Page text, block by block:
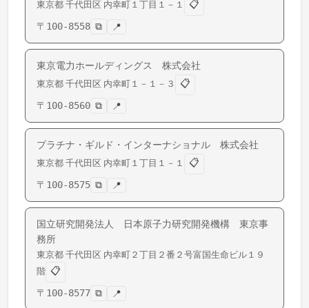
東京都 千代田区 内幸町 １丁目１－１
📋
〒 100-8558 ⧉ 📍
東京電力ホールディングス 株式会社
東京都 千代田区 内幸町 １－１－３
📋
〒 100-8560 ⧉ 📍
プラチナ・ギルド・インターナショナル 株式会社
東京都 千代田区 内幸町 １丁目１－１
📋
〒 100-8575 ⧉ 📍
国立研究開発法人 日本原子力研究開発機構 東京事
務所
東京都 千代田区 内幸町 ２丁目２番２号富国生命ビル１９
階 📋
〒 100-8577 ⧉ 📍